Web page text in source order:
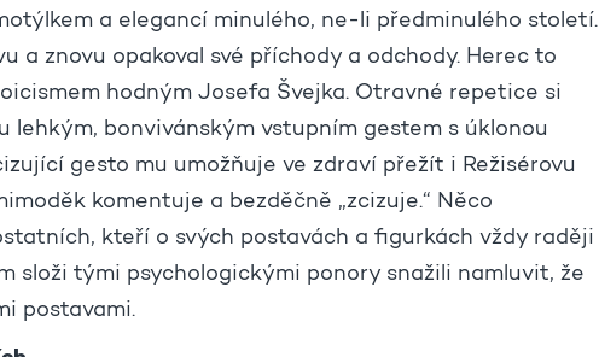
a elegancí minulého, ne-li předminulého století.
a znovu opakoval své příchody a odchody. Herec to
hodným Josefa Švejka. Otravné repetice si
lehkým, bonvivánským vstupním gestem s úklonou
gesto mu umožňuje ve zdraví přežít i Režisérovu
komentuje a bezděčně „zcizuje.“ Něco
kteří o svých postavách a figurkách vždy raději
složi tými psychologickými ponory snažili namluvit, že
postavami.